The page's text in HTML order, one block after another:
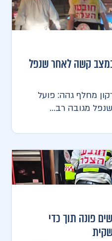
קשה לאחר שנפל
מחלף גהה: פועל
מגובה רב...
בן 7 חודשים פונה תוך כדי